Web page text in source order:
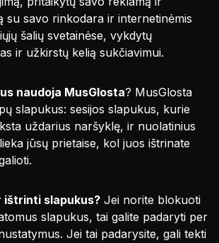
su savo rinkodara ir internetinėmis
šalių svetainėse, vykdytų
ir užkirstų kelią sukčiavimui.
naudoja MusGlosta? MusGlosta
slapukus: sesijos slapukus, kurie
uždarius naršyklę, ir nuolatinius
jūsų prietaise, kol juos ištrinate
ištrinti slapukus? Jei norite blokuoti
slapukus, tai galite padaryti per
Jei tai padarysite, gali tekti